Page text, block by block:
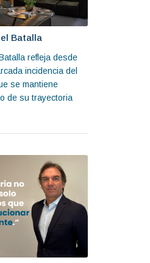
Batalla
refleja desde
incidencia del
se mantiene
de su trayectoria